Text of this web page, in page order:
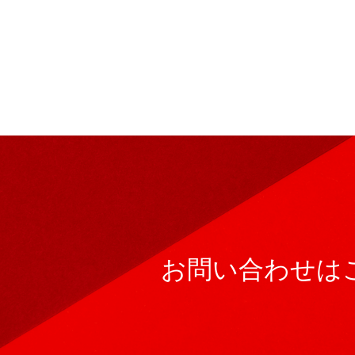
お問い合わせは